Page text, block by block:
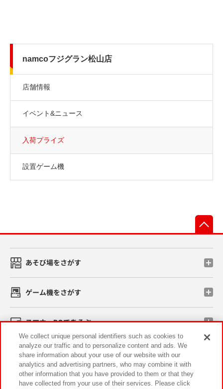
namcoフジグラン松山店
店舗情報
イベント&ニュース
入荷プライズ
設置ゲーム機
あそび場をさがす
ゲーム機をさがす
スマホ・PCであそぶ
イベント・キャンペーン
We collect unique personal identifiers such as cookies to
analyze our traffic and to personalize content and ads. We
share information about your use of our website with our
analytics and advertising partners, who may combine it with
other information that you have provided to them or that they
have collected from your use of their services. Please click